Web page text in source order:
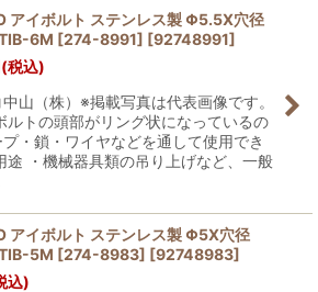
アイボルト ステンレス製 Φ5.5X穴径
6M [274-8991] [92748991]
(税込)
中山（株）※掲載写真は代表画像です。
ルトの頭部がリング状になっているの
・鎖・ワイヤなどを通して使用でき
途 ・機械器具類の吊り上げなど、一般
アイボルト ステンレス製 Φ5X穴径
5M [274-8983] [92748983]
込)